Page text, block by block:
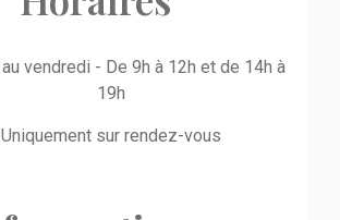
au vendredi - De 9h à 12h et de 14h à
19h
Uniquement sur rendez-vous